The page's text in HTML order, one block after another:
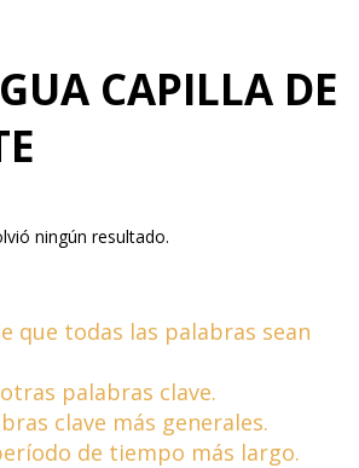
CAPILLA DE
ningún resultado.
que todas las palabras sean
palabras clave.
clave más generales.
de tiempo más largo.